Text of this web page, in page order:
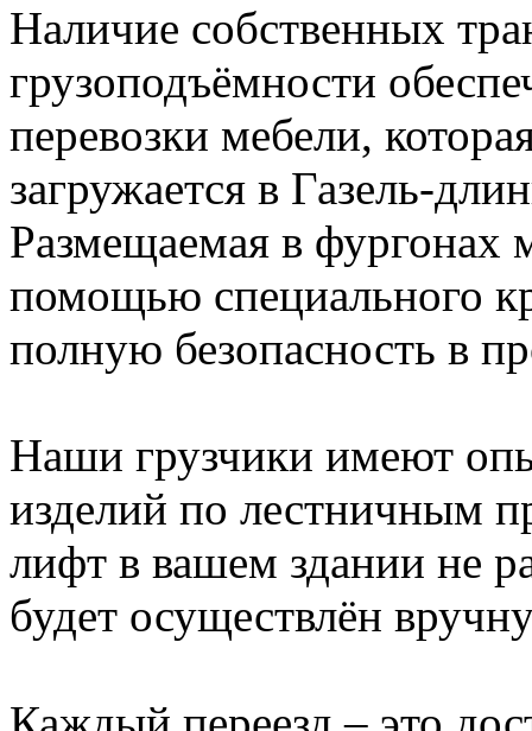
Наличие собственных
грузоподъёмности
перевозки мебели,
загружается в Газель-
Размещаемая в фургонах
помощью специального
полную безопасность в
Наши грузчики имеют
изделий по лестничным
лифт в вашем здании не
будет осуществлён